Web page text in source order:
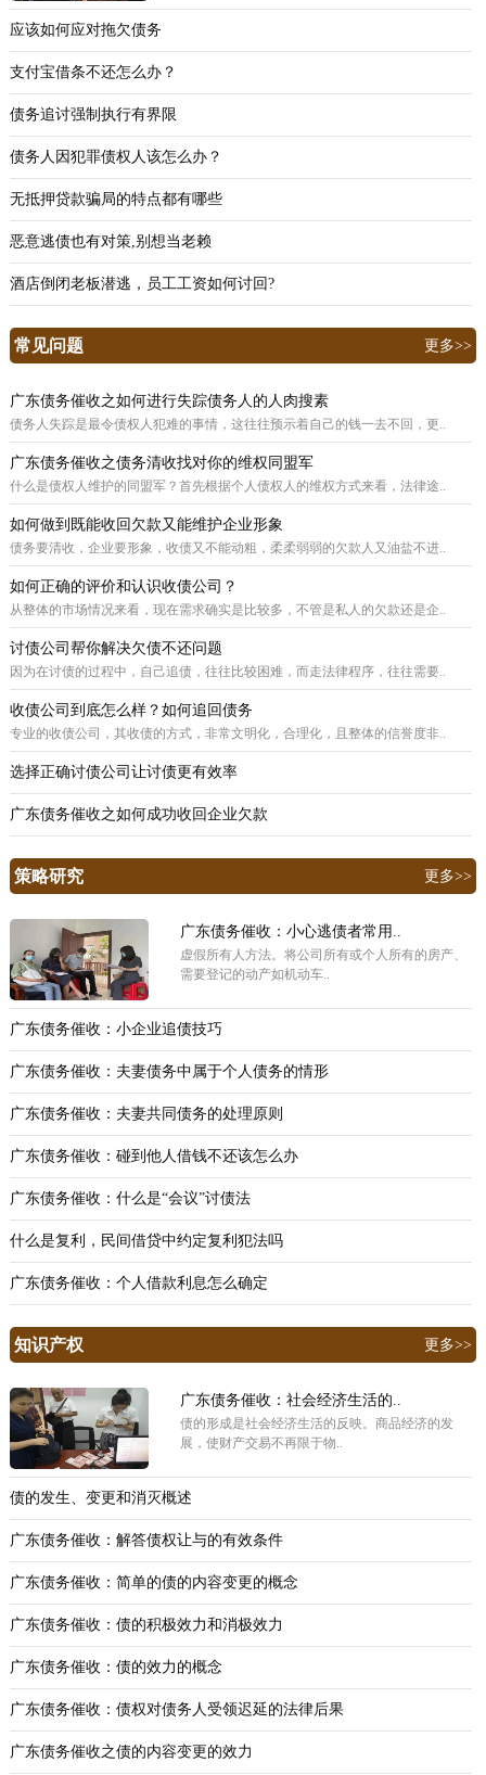
应该如何应对拖欠债务
支付宝借条不还怎么办？
债务追讨强制执行有界限
债务人因犯罪债权人该怎么办？
无抵押贷款骗局的特点都有哪些
恶意逃债也有对策,别想当老赖
酒店倒闭老板潜逃，员工工资如何讨回?
常见问题 更多>>
广东债务催收之如何进行失踪债务人的人肉搜素
债务人失踪是最令债权人犯难的事情，这往往预示着自己的钱一去不回，更..
广东债务催收之债务清收找对你的维权同盟军
什么是债权人维护的同盟军？首先根据个人债权人的维权方式来看，法律途..
如何做到既能收回欠款又能维护企业形象
债务要清收，企业要形象，收债又不能动粗，柔柔弱弱的欠款人又油盐不进..
如何正确的评价和认识收债公司？
从整体的市场情况来看，现在需求确实是比较多，不管是私人的欠款还是企..
讨债公司帮你解决欠债不还问题
因为在讨债的过程中，自己追债，往往比较困难，而走法律程序，往往需要..
收债公司到底怎么样？如何追回债务
专业的收债公司，其收债的方式，非常文明化，合理化，且整体的信誉度非..
选择正确讨债公司让讨债更有效率
广东债务催收之如何成功收回企业欠款
策略研究 更多>>
广东债务催收：小心逃债者常用..
虚假所有人方法。将公司所有或个人所有的房产、
需要登记的动产如机动车..
广东债务催收：小企业追债技巧
广东债务催收：夫妻债务中属于个人债务的情形
广东债务催收：夫妻共同债务的处理原则
广东债务催收：碰到他人借钱不还该怎么办
广东债务催收：什么是“会议”讨债法
什么是复利，民间借贷中约定复利犯法吗
广东债务催收：个人借款利息怎么确定
知识产权 更多>>
广东债务催收：社会经济生活的..
债的形成是社会经济生活的反映。商品经济的发
展，使财产交易不再限于物..
债的发生、变更和消灭概述
广东债务催收：解答债权让与的有效条件
广东债务催收：简单的债的内容变更的概念
广东债务催收：债的积极效力和消极效力
广东债务催收：债的效力的概念
广东债务催收：债权对债务人受领迟延的法律后果
广东债务催收之债的内容变更的效力